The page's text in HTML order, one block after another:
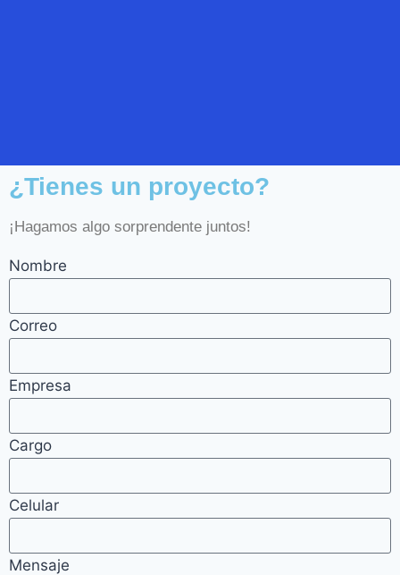
¿Tienes un proyecto?
¡Hagamos algo sorprendente juntos!
Nombre
Correo
Empresa
Cargo
Celular
Mensaje